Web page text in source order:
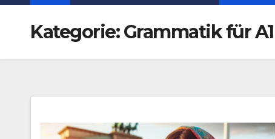
Kategorie:Grammatik für A1